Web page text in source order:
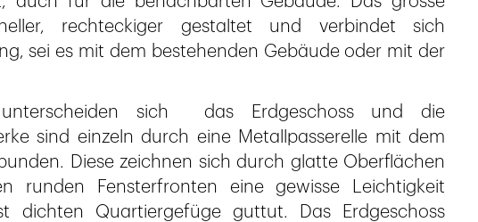
rechteckiger gestaltet und verbindet sich
sei es mit dem bestehenden Gebäude oder mit der
unterscheiden sich das Erdgeschoss und die
sind einzeln durch eine Metallpasserelle mit dem
Diese zeichnen sich durch glatte Oberflächen
runden Fensterfronten eine gewisse Leichtigkeit
dichten Quartiergefüge guttut. Das Erdgeschoss